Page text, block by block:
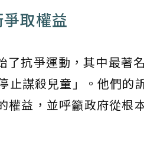
取權益
了抗爭運動，其中最
止謀殺兒童」。他們的
權益，並呼籲政府從根